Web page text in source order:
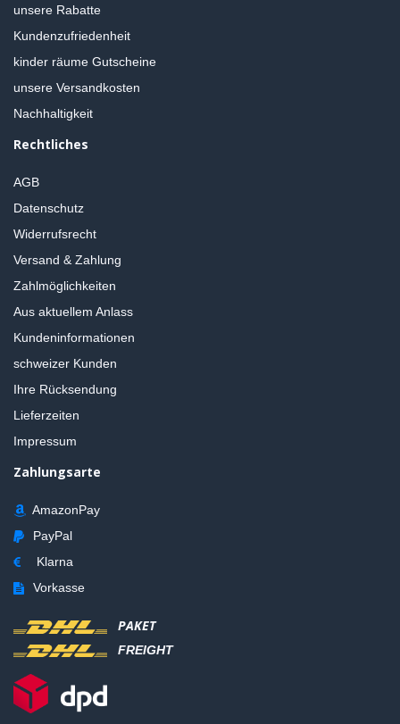
unsere Rabatte
Kundenzufriedenheit
kinder räume Gutscheine
unsere Versandkosten
Nachhaltigkeit
Rechtliches
AGB
Datenschutz
Widerrufsrecht
Versand & Zahlung
Zahlmöglichkeiten
Aus aktuellem Anlass
Kundeninformationen
schweizer Kunden
Ihre Rücksendung
Lieferzeiten
Impressum
Zahlungsarte
AmazonPay
PayPal
Klarna
Vorkasse
PAKET
FREIGHT